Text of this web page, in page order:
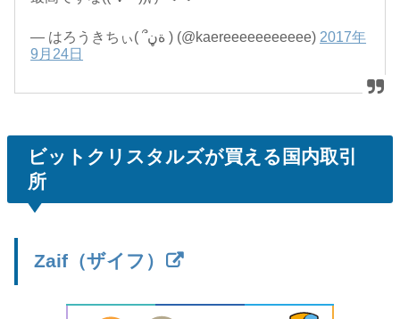
— はろうきちぃ( ՞ةڼ ) (@kaereeeeeeeeeee) 2017年
9月24日
ビットクリスタルズが買える国内取引
所
Zaif（ザイフ）